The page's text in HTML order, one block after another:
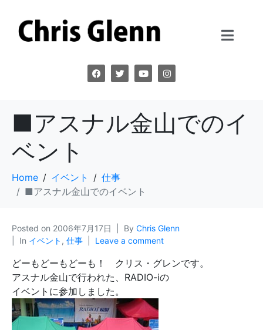
■アスナル金山でのイ
ベント
Home イベント
仕事
■アスナル金山でのイベント
Posted on 2006年7月17日 By Chris Glenn
In イベント , 仕事 Leave a comment
どーもどーもどーも！ クリス・グレンです。
アスナル金山で行われた、RADIO-iの
イベントに参加しました。